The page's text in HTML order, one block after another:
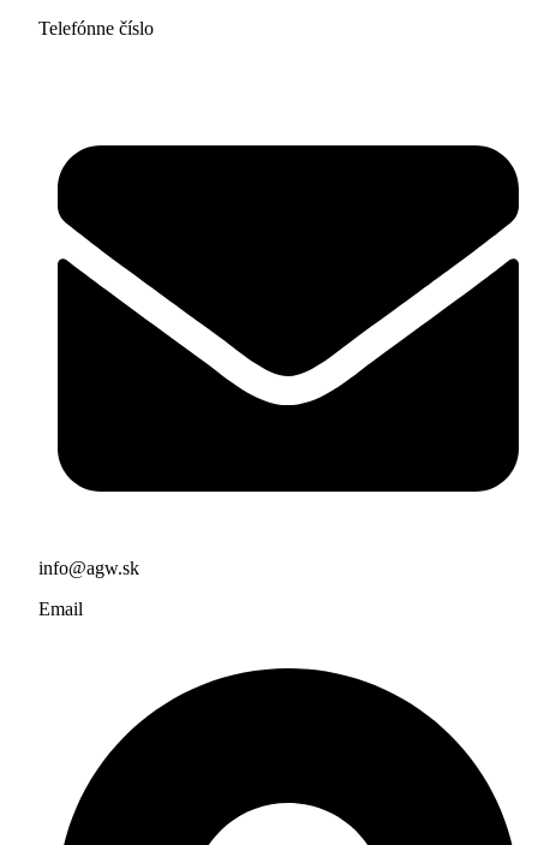
Telefónne číslo
info@agw.sk
Email